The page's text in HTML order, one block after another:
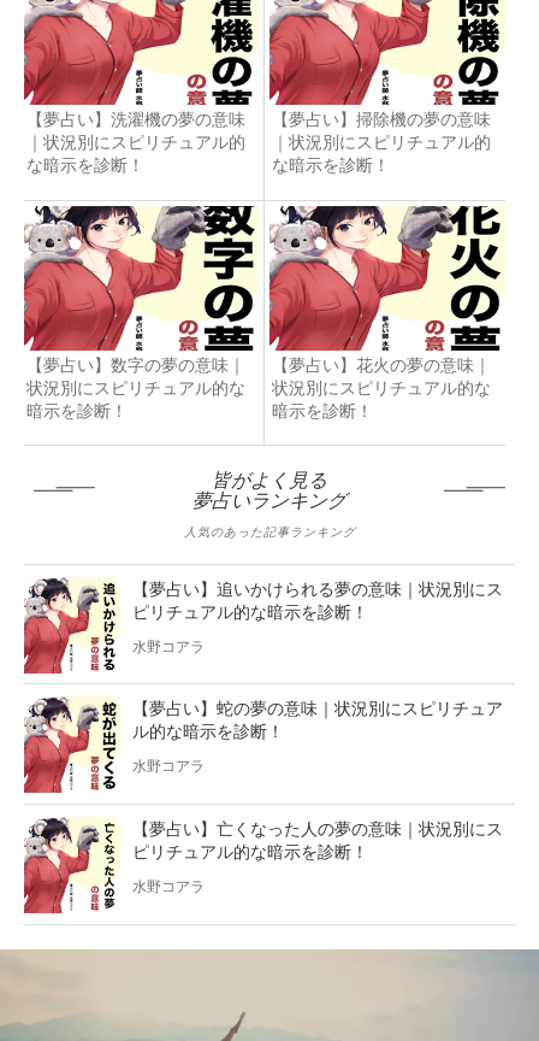
【夢占い】洗濯機の夢の意味
｜状況別にスピリチュアル的
な暗示を診断！
【夢占い】掃除機の夢の意味
｜状況別にスピリチュアル的
な暗示を診断！
【夢占い】数字の夢の意味｜
状況別にスピリチュアル的な
暗示を診断！
【夢占い】花火の夢の意味｜
状況別にスピリチュアル的な
暗示を診断！
皆がよく見る
夢占いランキング
人気のあった記事ランキング
【夢占い】追いかけられる夢の意味｜状況別にス
ピリチュアル的な暗示を診断！
水野コアラ
【夢占い】蛇の夢の意味｜状況別にスピリチュア
ル的な暗示を診断！
水野コアラ
【夢占い】亡くなった人の夢の意味｜状況別にス
ピリチュアル的な暗示を診断！
水野コアラ